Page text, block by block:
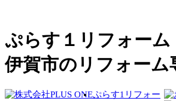
ぷらす１リフォー
伊賀市のリフォーム
ぷらす1リフォー